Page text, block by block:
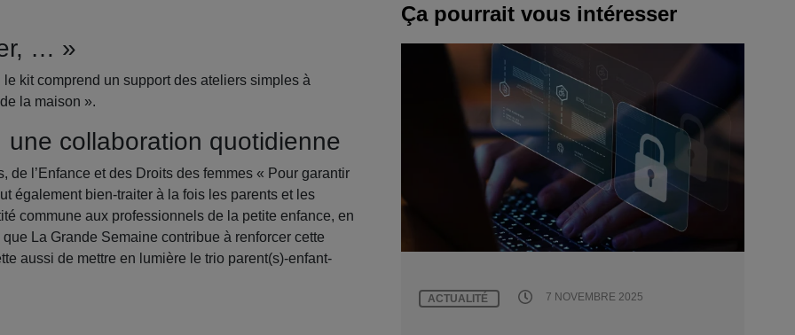
… »
kit comprend un support des ateliers simples à
la maison ».
collaboration quotidienne
l’Enfance et des Droits des femmes « Pour garantir
également bien-traiter à la fois les parents et les
commune aux professionnels de la petite enfance, en
La Grande Semaine contribue à renforcer cette
aussi de mettre en lumière le trio parent(s)-enfant-
Ça pourrait vous intéresser
ACTUALITÉ 7 NOVEMBRE 2025